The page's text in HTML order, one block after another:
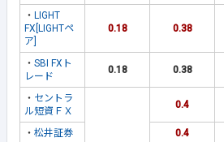
・ LIGHT
FX[LIGHTペ
ア]
0.18 0.38
・ SBI FXト
レード
0.18 0.38
・ セントラ
ル短資ＦＸ
0.4
・ 松井証券 0.4